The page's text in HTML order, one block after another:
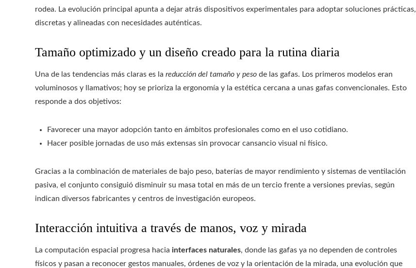
rodea. La evolución principal apunta a dejar atrás dispositivos experimentales para adoptar soluciones prácticas,
discretas y alineadas con necesidades auténticas.
Tamaño optimizado y un diseño creado para la rutina diaria
Una de las tendencias más claras es la reducción del tamaño y peso de las gafas. Los primeros modelos eran
voluminosos y llamativos; hoy se prioriza la ergonomía y la estética cercana a unas gafas convencionales. Esto
responde a dos objetivos:
Favorecer una mayor adopción tanto en ámbitos profesionales como en el uso cotidiano.
Hacer posible jornadas de uso más extensas sin provocar cansancio visual ni físico.
Gracias a la combinación de materiales de bajo peso, baterías de mayor rendimiento y sistemas de ventilación
pasiva, el conjunto consiguió disminuir su masa total en más de un tercio frente a versiones previas, según
indican diversos fabricantes y centros de investigación europeos.
Interacción intuitiva a través de manos, voz y mirada
La computación espacial progresa hacia interfaces naturales, donde las gafas ya no dependen de controles
físicos y pasan a reconocer gestos manuales, órdenes de voz y la orientación de la mirada, una evolución que